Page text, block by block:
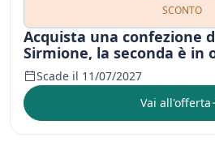
SCONTO
Acquista una confezione
Sirmione, la seconda è in
Scade il 11/07/2027
Vai all'offerta